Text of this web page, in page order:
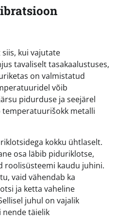
kui vajutate
tavaliselt tasakaalustuses,
on valmistatud
võib
pidurduse ja seejärel
metalli
kokku ühtlaselt.
osa läbib piduriklotse,
roolisüsteemi kaudu juhini.
vaid vähendab ka
ja ketta vaheline
juhul on vajalik
täielik